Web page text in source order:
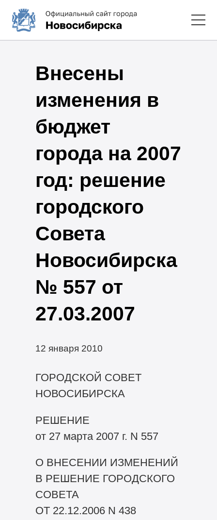
Внесены
изменения в
бюджет
города на 2007
год: решение
городского
Совета
Новосибирска
№ 557 от
27.03.2007
12 января 2010
ГОРОДСКОЙ СОВЕТ
НОВОСИБИРСКА
РЕШЕНИЕ
от 27 марта 2007 г. N 557
О ВНЕСЕНИИ ИЗМЕНЕНИЙ
В РЕШЕНИЕ ГОРОДСКОГО
СОВЕТА
ОТ 22.12.2006 N 438